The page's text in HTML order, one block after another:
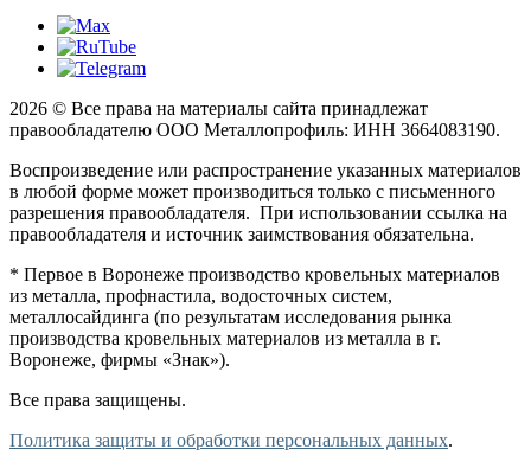
2026 © Все права на материалы сайта принадлежат
правообладателю ООО Металлопрофиль: ИНН 3664083190.
Воспроизведение или распространение указанных материалов
в любой форме может производиться только с письменного
разрешения правообладателя. При использовании ссылка на
правообладателя и источник заимствования обязательна.
* Первое в Воронеже производство кровельных материалов
из металла, профнастила, водосточных систем,
металлосайдинга (по результатам исследования рынка
производства кровельных материалов из металла в г.
Воронеже, фирмы «Знак»).
Все права защищены.
Политика защиты и обработки персональных данных.